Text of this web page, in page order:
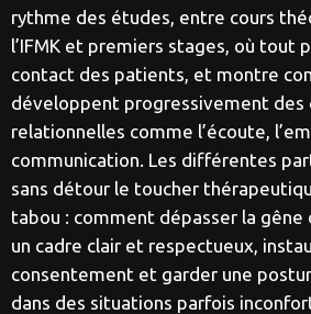
rythme des études, entre cours
l’IFMK et premiers stages, où tout
contact des patients, et montre
développent progressivement des
relationnelles comme l’écoute,
communication. Les différentes
sans détour le toucher
tabou : comment dépasser la gêne
un cadre clair et respectueux,
consentement et garder une
dans des situations parfois